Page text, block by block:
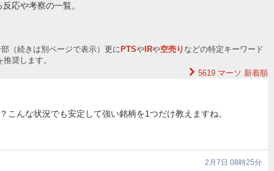
応や考察の一覧。
（続きは別ページで表示）更に PTSや IRや空売り などの特定キーワード
奨します。
5619 マーソ 新着順
んな状況でも安定して強い銘柄を1つだけ教えますね。
2月7日 08時25分